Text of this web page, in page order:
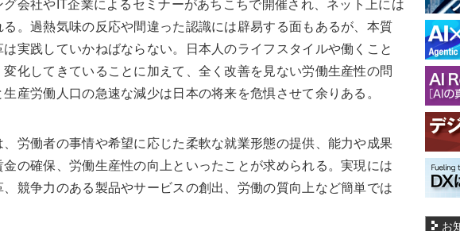
会社やIT企業によるセミナーがあちこちで開催され、ネット上には
る。過熱気味の反応や間違った認識には辟易する面もあるが、本質
実践していかねばならない。日本人のライフスタイルや働くこと
化してきていることに加えて、全く改善を見ない労働生産性の問
産労働人口の急速な減少は日本の将来を危惧させて余りある。
労働者の事情や希望に応じた柔軟な就業形態の提供、能力や成果
金の確保、労働生産性の向上といったことが求められる。実現には
競争力のある製品やサービスの創出、労働の質向上など簡単では
お